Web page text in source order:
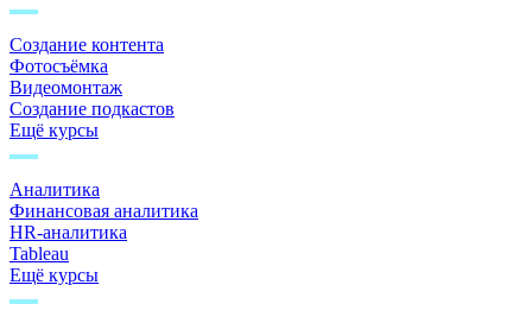
Создание контента
Фотосъёмка
Видеомонтаж
Создание подкастов
Ещё курсы
Аналитика
Финансовая аналитика
HR-аналитика
Tableau
Ещё курсы